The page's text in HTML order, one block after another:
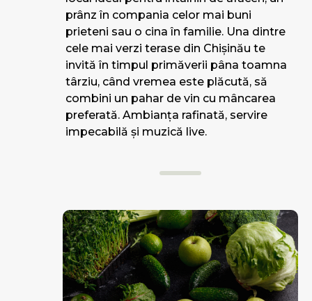
prânz în compania celor mai buni
prieteni sau o cina în familie. Una dintre
cele mai verzi terase din Chișinău te
invită în timpul primăverii pâna toamna
târziu, când vremea este plăcută, să
combini un pahar de vin cu mâncarea
preferată. Ambianța rafinată, servire
impecabilă și muzică live.